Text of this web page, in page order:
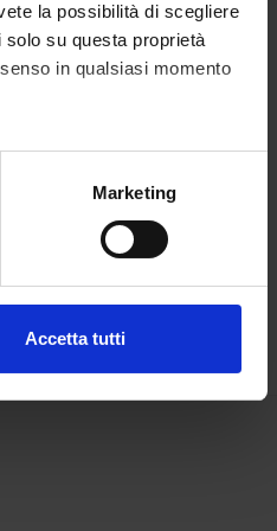
la possibilità di scegliere
su questa proprietà
in qualsiasi momento
metro,Marketing
Accetta tutti